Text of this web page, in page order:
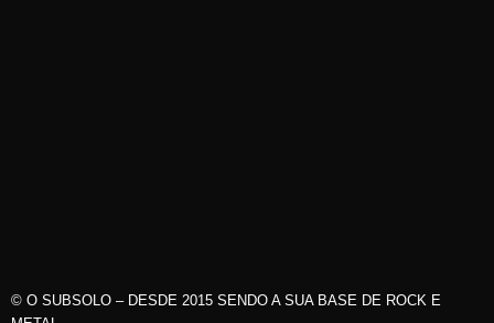
© O SUBSOLO – DESDE 2015 SENDO A SUA BASE DE ROCK E